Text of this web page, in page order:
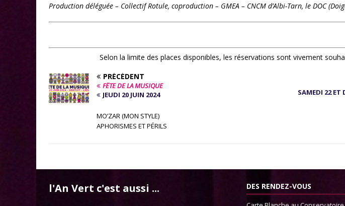
Production déléguée – Collectif Rotule, coproduction – GMEA – CNCM d’Albi-Tarn, le DOC
Selon la limite des places disponibles, les réservations sont vivement
PRÉCÉDENT
FÊTE DE LA MUSIQUE
JEUDI 20 JUIN 2024
MO’ZAR (MON STYLE)
APHORISMES ET PÉRILS
SAMEDI 22 ET
l'An Vert c'est aussi ... DES RENDEZ-VOUS